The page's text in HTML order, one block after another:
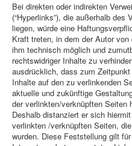
Bei direkten oder indirekten
(“Hyperlinks”), die außerhalb des
liegen, würde eine
Kraft treten, in dem der Autor
ihm technisch möglich und
rechtswidriger Inhalte zu
ausdrücklich, dass zum
Inhalte auf den zu verlinkenden
aktuelle und zukünftige
der verlinkten/verknüpften Seiten
Deshalb distanziert er sich
verlinkten /verknüpften Seiten,
wurden. Diese Feststellung gilt